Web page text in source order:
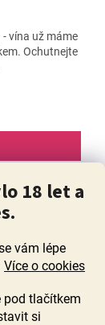
18 let a
vám lépe
Více o cookies
pod tlačítkem
si
vína už máme
Ochutnejte
90+ bodů